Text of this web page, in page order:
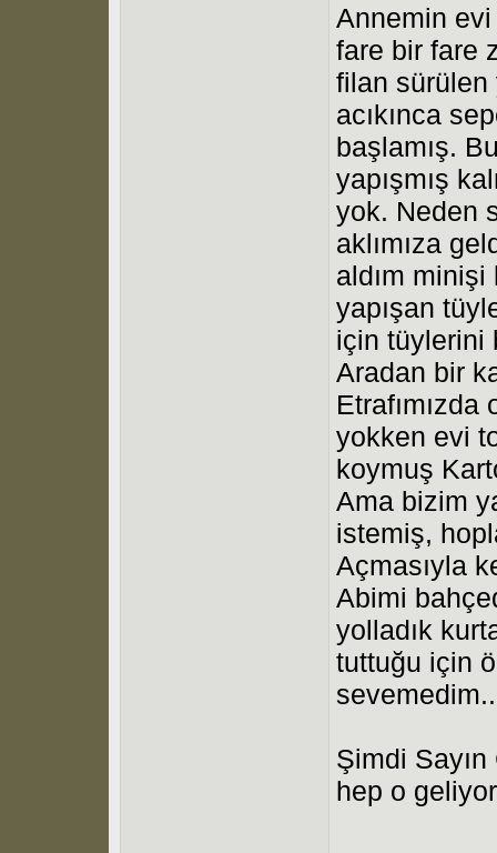
Annemin
fare bir fare
filan sürülen
acıkınca
başlamış.
yapışmış
yok. Neden
aklımıza
aldım
yapışan
için tüylerini
Aradan bir
yokken evi
koymuş
Ama bizim
istemiş,
Açmasıyla
Abimi
yolladık
tuttuğu için
Şimdi
hep o